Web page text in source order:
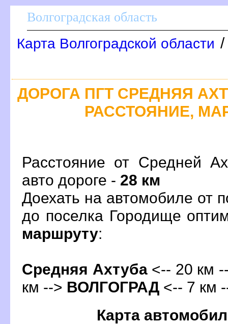
олгоградская область
Карта Волгоградской области /
ДОРОГА ПГТ СРЕДНЯЯ
РАССТОЯНИЕ,
Расстояние от Средней
авто дороге - 28 км
Доехать на автомобиле от
до поселка Городище
маршруту:
Средняя Ахтуба<-- 20 км
км --> ОЛГОГРАД <-- 7 км
Карта